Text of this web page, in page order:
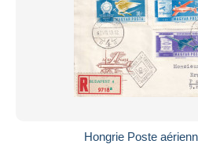
Hongrie Poste